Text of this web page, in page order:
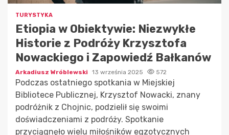
TURYSTYKA
Etiopia w Obiektywie: Niezwykłe
Historie z Podróży Krzysztofa
Nowackiego i Zapowiedź Bałkanów
Arkadiusz Wróblewski 13 września 2025 572
Podczas ostatniego spotkania w Miejskiej
Bibliotece Publicznej, Krzysztof Nowacki, znany
podróżnik z Chojnic, podzielił się swoimi
doświadczeniami z podróży. Spotkanie
przyciągnęło wielu miłośników egzotycznych